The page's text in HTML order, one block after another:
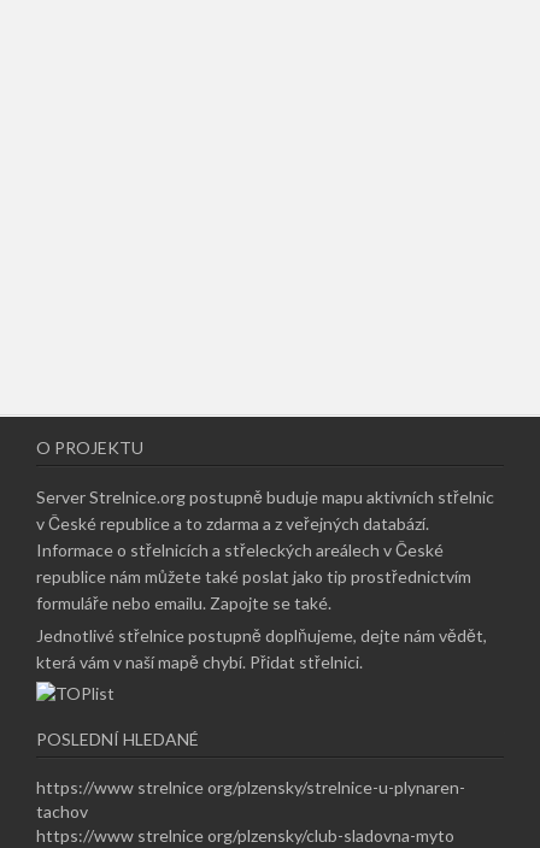
O PROJEKTU
Server Strelnice.org postupně buduje mapu aktivních střelnic
v České republice a to zdarma a z veřejných databází.
Informace o střelnicích a střeleckých areálech v České
republice nám můžete také poslat jako tip prostřednictvím
formuláře nebo emailu.Zapojte se také.
Jednotlivé střelnice postupně doplňujeme, dejte nám vědět,
která vám v naší mapě chybí. Přidat střelnici.
POSLEDNÍ HLEDANÉ
https://www strelnice org/plzensky/strelnice-u-plynaren-
tachov
https://www strelnice org/plzensky/club-sladovna-myto